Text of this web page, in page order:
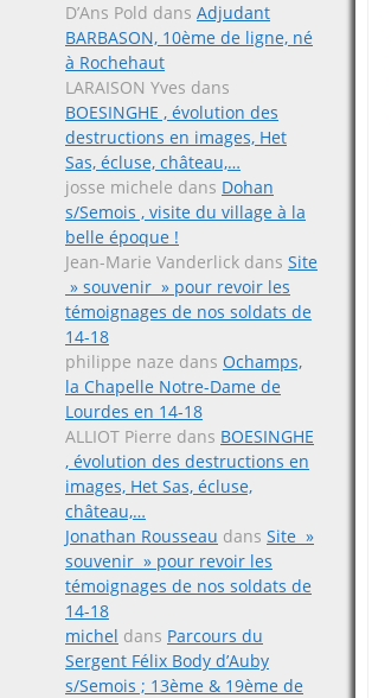
D’Ans Pold dans Adjudant
BARBASON, 10ème de ligne, né
à Rochehaut
LARAISON Yves dans
BOESINGHE , évolution des
destructions en images, Het
Sas, écluse, château,…
josse michele dans Dohan
s/Semois , visite du village à la
belle époque !
Jean-Marie Vanderlick dans Site
» souvenir » pour revoir les
témoignages de nos soldats de
14-18
philippe naze dans Ochamps,
la Chapelle Notre-Dame de
Lourdes en 14-18
ALLIOT Pierre dans BOESINGHE
, évolution des destructions en
images, Het Sas, écluse,
château,…
Jonathan Rousseau dans Site »
souvenir » pour revoir les
témoignages de nos soldats de
14-18
michel dans Parcours du
Sergent Félix Body d’Auby
s/Semois ; 13ème & 19ème de